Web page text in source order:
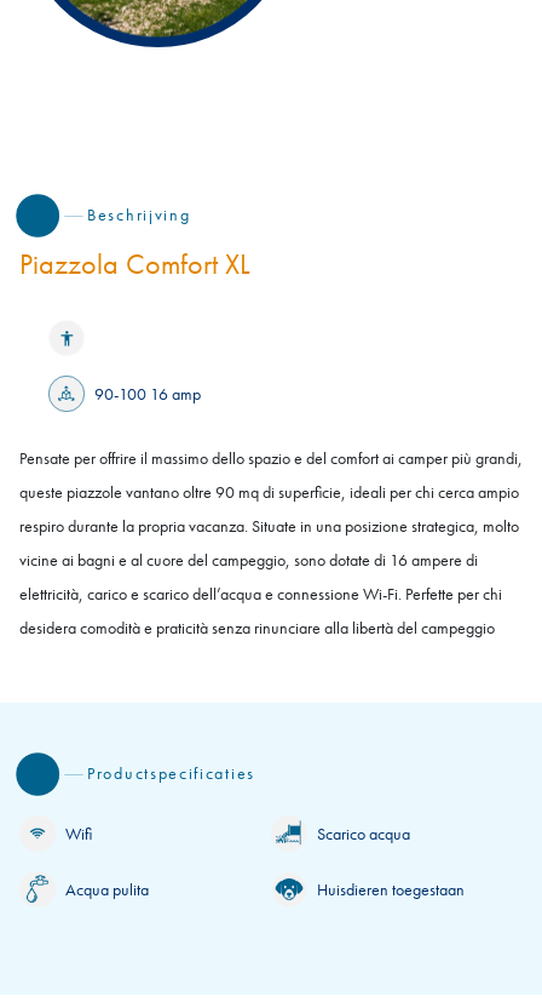
Beschrijving
Piazzola Comfort XL
90-100 16 amp
Pensate per offrire il massimo dello spazio e del comfort ai camper più grandi,
queste piazzole vantano oltre 90 mq di superficie, ideali per chi cerca ampio
respiro durante la propria vacanza. Situate in una posizione strategica, molto
vicine ai bagni e al cuore del campeggio, sono dotate di 16 ampere di
elettricità, carico e scarico dell’acqua e connessione Wi-Fi. Perfette per chi
desidera comodità e praticità senza rinunciare alla libertà del campeggio
Productspecificaties
Wifi Scarico acqua
Acqua pulita Huisdieren toegestaan